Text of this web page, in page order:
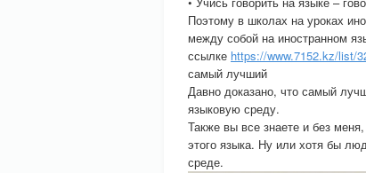
Поэтому в школах на уроках
между собой на иностранном
ссылке https://www.7152.kz/list/
самый лучший
Давно доказано, что самый
языковую среду.
Также вы все знаете и без
этого языка. Ну или хотя бы
среде.